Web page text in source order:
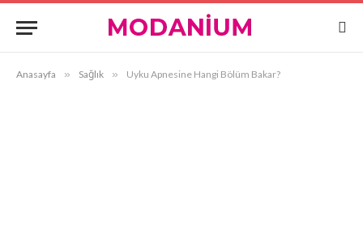
Anasayfa » Sağlık » Uyku Apnesine Hangi Bölüm Bakar?